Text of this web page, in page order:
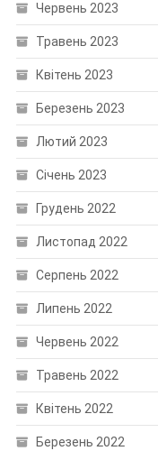
Червень 2023
Травень 2023
Квітень 2023
Березень 2023
Лютий 2023
Січень 2023
Грудень 2022
Листопад 2022
Серпень 2022
Липень 2022
Червень 2022
Травень 2022
Квітень 2022
Березень 2022